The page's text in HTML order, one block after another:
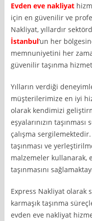
Evden eve nakliyat
için en güvenilir ve
Nakliyat, yıllardır
İstanbul‘un her
memnuniyetini her
güvenilir taşınma
Yılların verdiği
müşterilerimize en iyi
olarak kendimizi
eşyalarınızın
çalışma sergilemektedir.
taşınması ve
malzemeler kullanarak,
taşınmasını
Express Nakliyat olarak
karmaşık taşınma
evden eve nakliyat